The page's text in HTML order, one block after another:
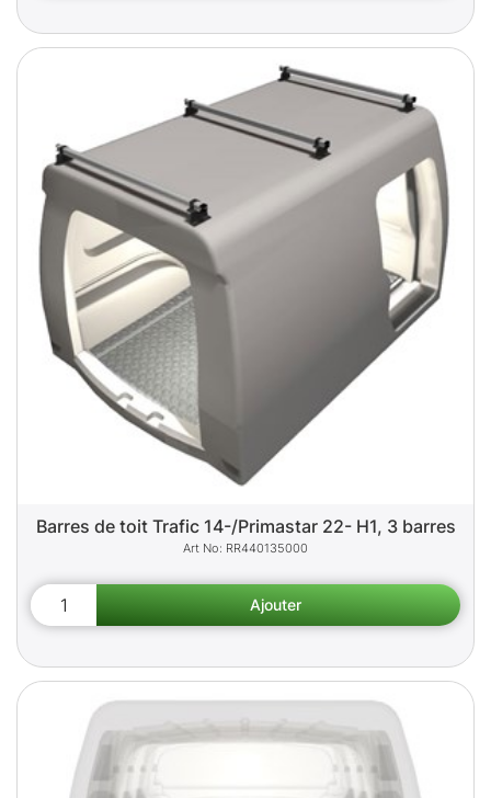
Barres de toit Trafic 14-/Primastar 22- H1, 3 barres
RR440135000